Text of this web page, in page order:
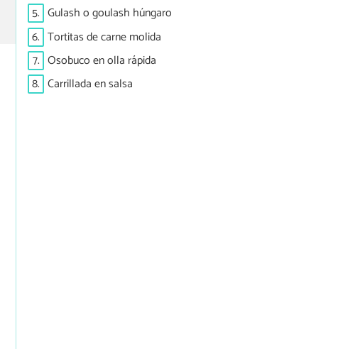
5. Gulash o goulash húngaro
6. Tortitas de carne molida
7. Osobuco en olla rápida
8. Carrillada en salsa